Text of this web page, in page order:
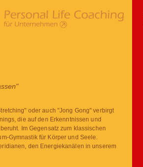
oder auch "Jong Gong" verbirgt
die auf den Erkenntnissen und
Im Gegensatz zum klassischen
Gymnastik für Körper und Seele.
den Energiekanälen in unserem